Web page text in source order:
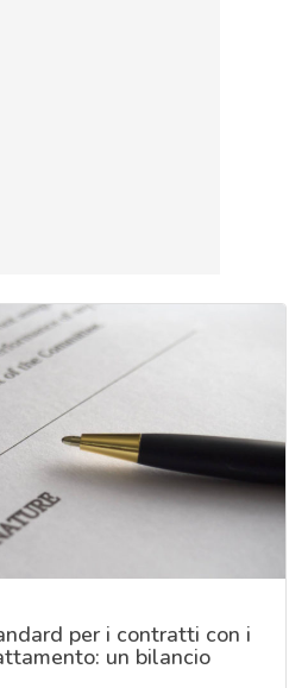
per i contratti con i
un bilancio